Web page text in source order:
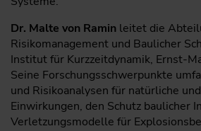
Dr. Malte von Ramin leitet die
Risikomanagement und Baulicher
Institut für Kurzzeitdynamik, Ernst-
Seine Forschungsschwerpunkte
und Risikoanalysen für natürliche
Einwirkungen, den Schutz baulicher
Verletzungsmodelle für